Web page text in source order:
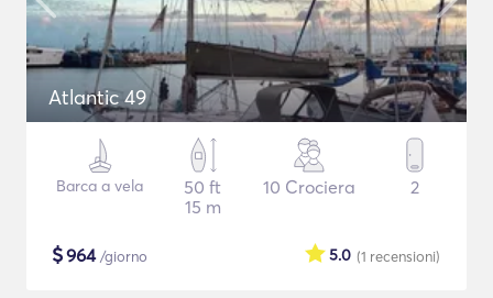
Atlantic 49
Barca a vela
50 ft
15 m
10 Crociera 2
$964/giorno (1 recensioni)
5.0